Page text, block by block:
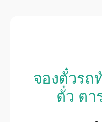
จองตั๋วรถ
ตั๋ว ตา